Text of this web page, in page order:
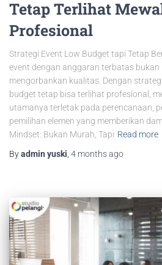
Tetap Terlihat
Profesional
Strategi Event Low Budget tapi Tetap
event dengan anggaran terbatas
mengorbankan kualitas. Dengan
budget tetap bisa terlihat profesional,
utamanya terletak pada perencanaan,
pemilihan elemen yang memberikan
Mindset: Bukan Murah, Tapi Read more
Byadmin yuski 4 monthsago